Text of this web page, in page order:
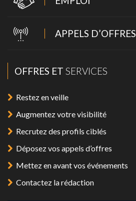
APPELS D’OFFRES
OFFRES ET SERVICES
Restez en veille
Augmentez votre visibilité
Recrutez des profils ciblés
Déposez vos appels d’offres
Mettez en avant vos événements
Contactez la rédaction